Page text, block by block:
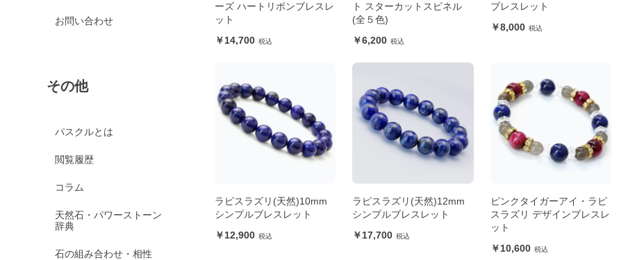
お問い合わせ
その他
パスクルとは
閲覧履歴
コラム
天然石・パワーストーン
辞典
石の組み合わせ・相性
ーズ ハートリボンブレスレ
ット
14,700
ト スターカットスピネル
(全５色)
6,200
ブレスレット
8,000
ラピスラズリ(天然)10mm
シンプルブレスレット
12,900
ラピスラズリ(天然)12mm
シンプルブレスレット
17,700
ピンクタイガーアイ・ラピ
スラズリ デザインブレスレ
ット
10,600